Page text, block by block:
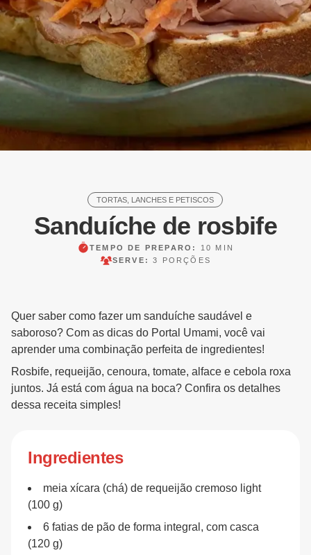
TORTAS, LANCHES E PETISCOS
Sanduíche de rosbife
TEMPO DE PREPARO:
10 MIN
SERVE:3 PORÇÕES
Quer saber como fazer um sanduíche saudável e
saboroso? Com as dicas do Portal Umami, você vai
aprender uma combinação perfeita de ingredientes!
Rosbife, requeijão, cenoura, tomate, alface e cebola roxa
juntos. Já está com água na boca? Confira os detalhes
dessa receita simples!
Ingredientes
meia xícara (chá) de requeijão cremoso light
(100 g)
6 fatias de pão de forma integral, com casca
(120 g)